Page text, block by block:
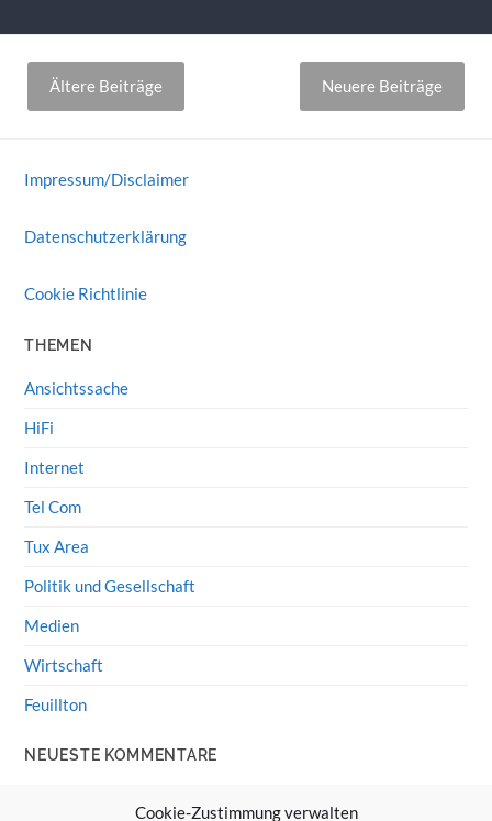
Cookie-Zustimmung verwalten
Beitragsnavigation
Ältere Beiträge Neuere Beiträge
Impressum/Disclaimer
Datenschutzerklärung
Cookie Richtlinie
THEMEN
Ansichtssache
HiFi
Internet
Tel Com
Tux Area
Politik und Gesellschaft
Medien
Wirtschaft
Feuillton
NEUESTE KOMMENTARE